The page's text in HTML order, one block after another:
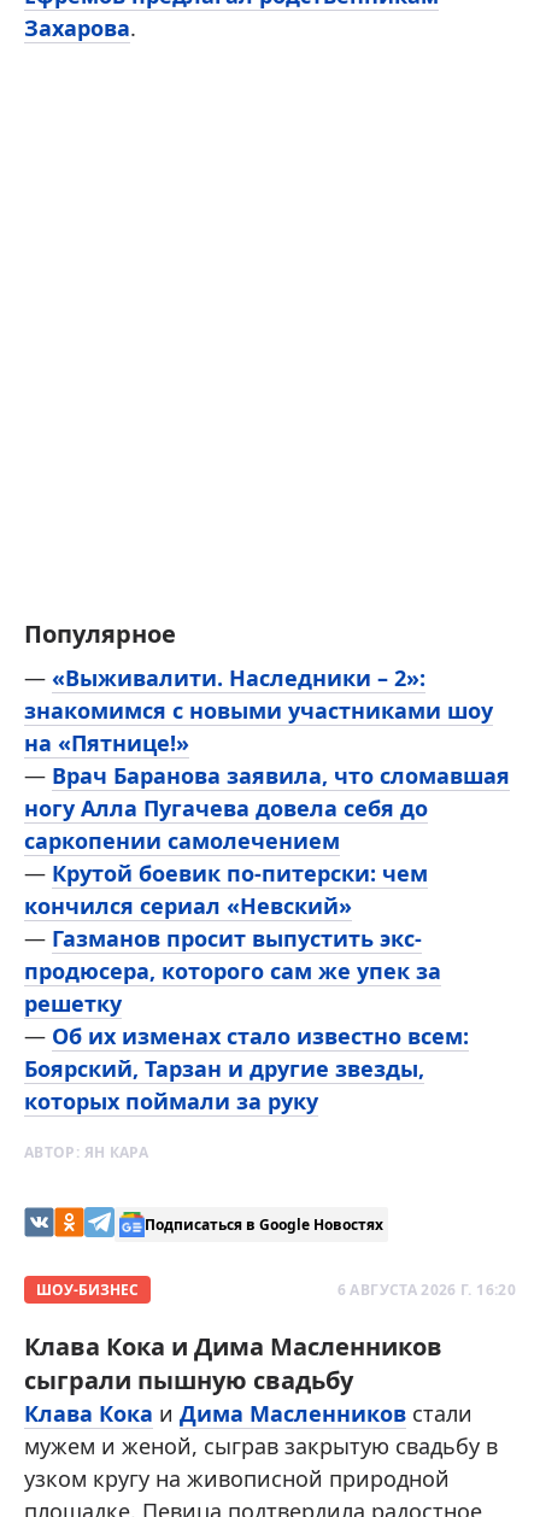
Захарова.
Популярное
— «Выживалити. Наследники – 2»:
знакомимся с новыми участниками шоу
на «Пятнице!»
— Врач Баранова заявила, что сломавшая
ногу Алла Пугачева довела себя до
саркопении самолечением
— Крутой боевик по-питерски: чем
кончился сериал «Невский»
— Газманов просит выпустить экс-
продюсера, которого сам же упек за
решетку
— Об их изменах стало известно всем:
Боярский, Тарзан и другие звезды,
которых поймали за руку
АВТОР: ЯН КАРА
Подписаться в Google Новостях
ШОУ-БИЗНЕС 6 АВГУСТА 2026 Г. 16:20
Клава Кока и Дима Масленников
сыграли пышную свадьбу
Клава Кока и Дима Масленников стали
мужем и женой, сыграв закрытую свадьбу в
узком кругу на живописной природной
площадке. Певица подтвердила радостное